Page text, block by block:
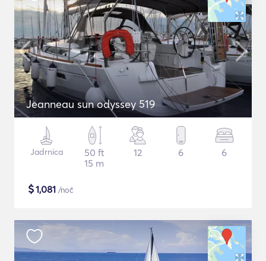
Jeanneau sun odyssey 519
Jadrnica
50 ft
15 m
12 6 6
$1,081 /noč